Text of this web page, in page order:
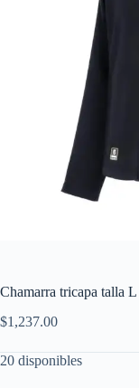
Chamarra tricapa talla
$1,237.00
20 disponibles